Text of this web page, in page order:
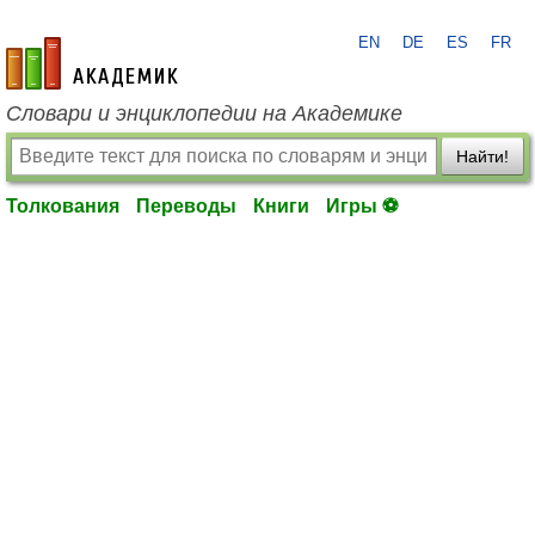
academic.ru
EN DE ES FR
Словари и энциклопедии на Академике
Найти!
Толкования Переводы Книги Игры ⚽